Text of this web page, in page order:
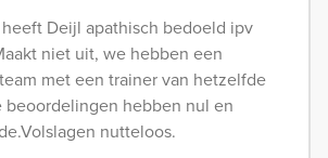
Deijl apathisch bedoeld ipv
niet uit, we hebben een
met een trainer van hetzelfde
beoordelingen hebben nul en
nutteloos.